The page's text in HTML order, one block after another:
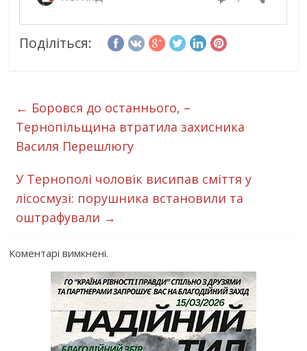
Поділіться:
← Боровся до останнього, –
Тернопільщина втратила захисника
Василя Перешлюгу
У Тернополі чоловік висипав сміття у
лісосмузі: порушника встановили та
оштрафували →
Коментарі вимкнені.